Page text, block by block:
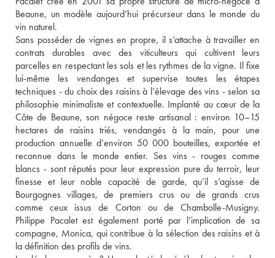
Beaune, un modèle aujourd’hui précurseur dans le monde du
vin naturel.
Sans posséder de vignes en propre, il s’attache à travailler en
contrats durables avec des viticulteurs qui cultivent leurs
parcelles en respectant les sols et les rythmes de la vigne. Il fixe
lui-même les vendanges et supervise toutes les étapes
techniques - du choix des raisins à l’élevage des vins - selon sa
philosophie minimaliste et contextuelle. Implanté au cœur de la
Côte de Beaune, son négoce reste artisanal : environ 10–15
hectares de raisins triés, vendangés à la main, pour une
production annuelle d’environ 50 000 bouteilles, exportée et
reconnue dans le monde entier. Ses vins - rouges comme
blancs - sont réputés pour leur expression pure du terroir, leur
finesse et leur noble capacité de garde, qu’il s’agisse de
Bourgognes villages, de premiers crus ou de grands crus
comme ceux issus de Corton ou de Chambolle-Musigny.
Philippe Pacalet est également porté par l’implication de sa
compagne, Monica, qui contribue à la sélection des raisins et à
la définition des profils de vins.